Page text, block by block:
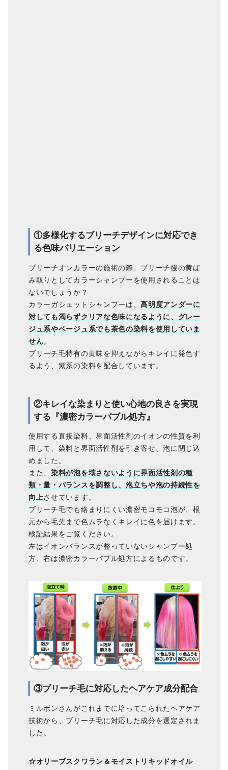
①多様化するブリーチデザインに対応でき
る色味バリエーション
ブリーチオンカラーの施術の際、ブリーチ後の黄ば
み取りとしてカラーシャンプーを使用されることは
ないでしょうか？
カラーガシェットシャンプーは、高明度アンダーに
対しても濁らずクリアな色味になるように、グレー
ジュ系やベージュ系でも茶色の染料を使用していま
せん。
ブリーチ毛特有の黄味を抑えながらキレイに発色す
るよう、紫系の染料を配合しています。
②キレイな染まりと使い心地の良さを実現
する『濃密カラーバブル処方』
使用する直接染料、界面活性剤のイオンの性質を利
用して、染料と界面活性剤を引き寄せ、泡に閉じ込
めました。
また、染料が泡を壊さないように界面活性剤の種
類・量・バランスを調整し、泡立ちや泡の持続性を
向上させています。
ブリーチ毛でも絡まりにくい濃密モコモコ泡が、根
元から毛先まで色ムラなくキレイに色を届けます。
検証結果をご覧ください。
左はイオンバランスが整っていないシャンプー処
方、右は濃密カラーバブル処方によるものです。
③ブリーチ毛に対応したヘアケア成分配合
ミルボンさんがこれまでに培ってこられたヘアケア
技術から、ブリーチ毛に対応した成分を選定されま
した。
☆オリーブスクワラン＆モイストリキッドオイル